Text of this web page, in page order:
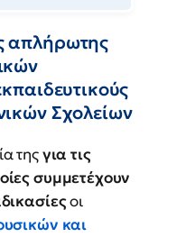
απλήρωτης
Σχολείων
τηςγια τις
συμμετέχουν
οι
και